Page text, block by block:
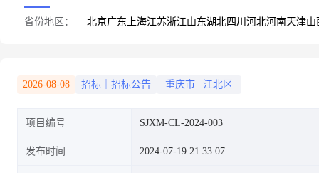
省份地区： 北京广东 上海江苏浙江山东湖北四川 河北河南天津山
2026-08-08 招标｜招标公告 重庆市 江北区
项目编号 SJXM-CL-2024-003
发布时间 2024-07-19 21:33:07